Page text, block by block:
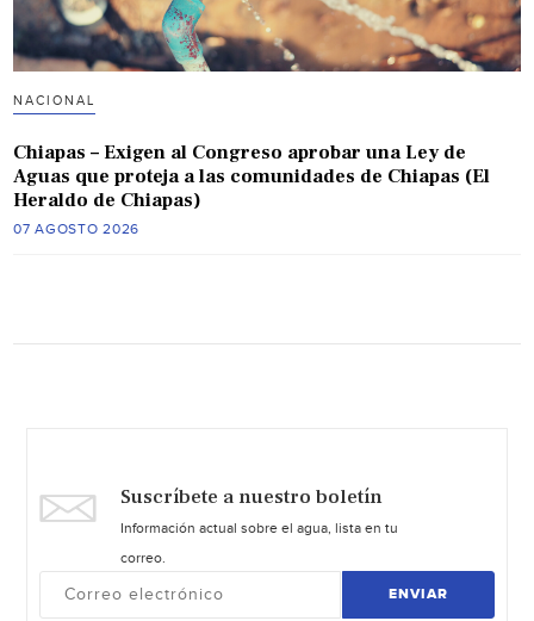
NACIONAL
Chiapas – Exigen al Congreso aprobar una Ley de
Aguas que proteja a las comunidades de Chiapas (El
Heraldo de Chiapas)
07 AGOSTO 2026
Suscríbete a nuestro boletín
Información actual sobre el agua, lista en tu
correo.
ENVIAR